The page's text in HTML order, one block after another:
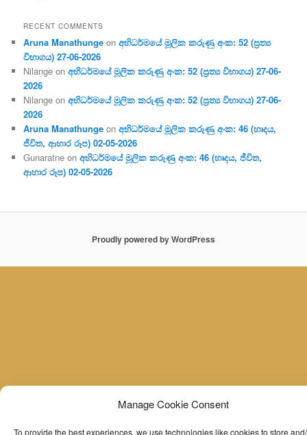
Manage Cookie Consent
To provide the best experiences, we use technologies like cookies to store
RECENT COMMENTS
Aruna Manathunge onඅභිධර්මයේ මූලික කරුණු අංක: 52 (ප්‍ර‍ත්‍ය
විභාගය) 27-06-2026
Nilange onඅභිධර්මයේ මූලික කරුණු අංක: 52 (ප්‍ර‍ත්‍ය විභාගය) 27-06-
2026
Nilange onඅභිධර්මයේ මූලික කරුණු අංක: 52 (ප්‍ර‍ත්‍ය විභාගය) 27-06-
2026
Aruna Manathunge onඅභිධර්මයේ මූලික කරුණු අංක: 46 (හෘදය,
ජීවිත, ආහාර රූප) 02-05-2026
Gunaratne onඅභිධර්මයේ මූලික කරුණු අංක: 46 (හෘදය, ජීවිත,
ආහාර රූප) 02-05-2026
Proudly powered by WordPress